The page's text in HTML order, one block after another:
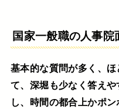
国家一般職の人事
基本的な質問が多く、
て、深堀も少なく答え
し、時間の都合上かポ